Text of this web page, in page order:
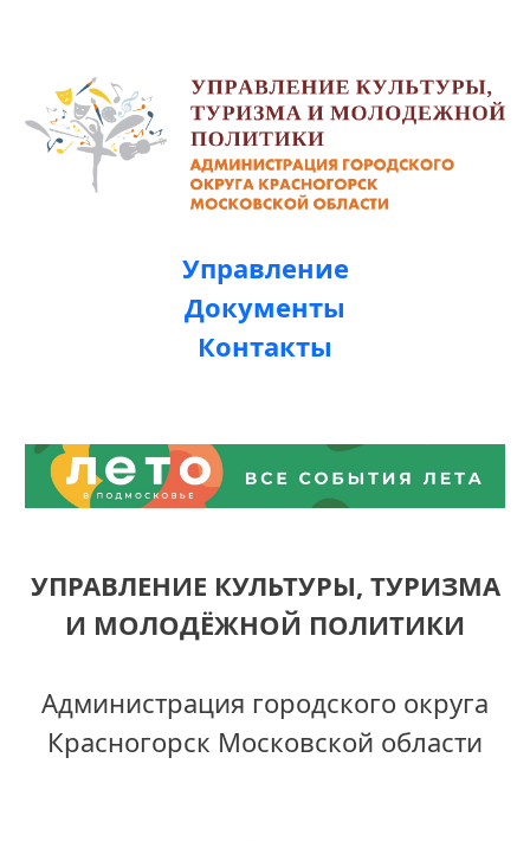
Управление
Документы
Контакты
УПРАВЛЕНИЕ КУЛЬТУРЫ, ТУРИЗМА
И МОЛОДЁЖНОЙ ПОЛИТИКИ
Администрация городского округа
Красногорск Московской области